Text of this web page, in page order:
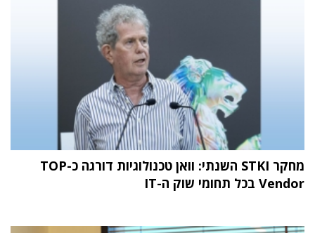
מחקר STKI השנתי: וואן טכנולוגיות דורגה כ-TOP
Vendor בכל תחומי שוק ה-IT